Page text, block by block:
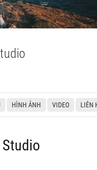
HÌNH ẢNH VIDEO LIÊN